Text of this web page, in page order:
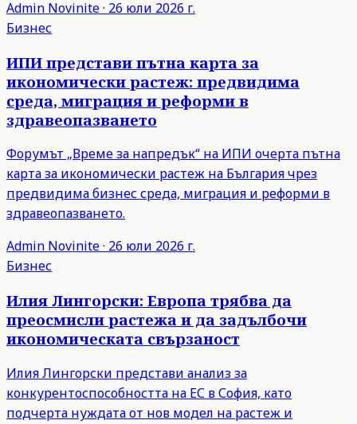
Admin Novinite· 26 юли 2026 г.
Бизнес
ИПИ представи пътна карта за
икономически растеж: предвидима
среда, миграция и реформи в
здравеопазването
Форумът „Време за напредък“ на ИПИ очерта пътна
карта за икономически растеж на България чрез
предвидима бизнес среда, миграция и реформи в
здравеопазването.
Admin Novinite· 26 юли 2026 г.
Бизнес
Илия Лингорски: Европа трябва да
преосмисли растежа и да задълбочи
икономическата свързаност
Илия Лингорски представи анализ за
конкурентоспособността на ЕС в София, като
подчерта нуждата от нов модел на растеж и